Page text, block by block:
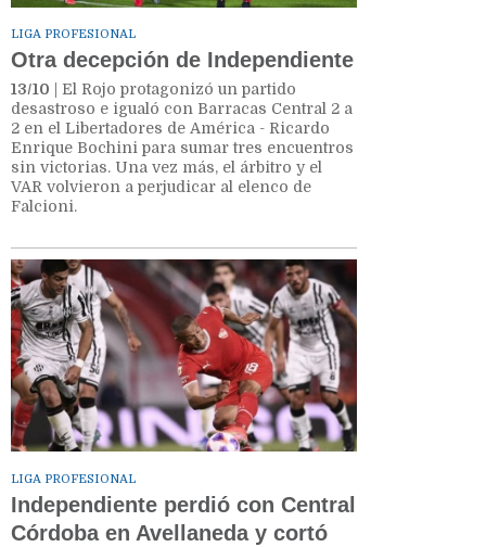
LIGA PROFESIONAL
Otra decepción de Independiente
13/10 | El Rojo protagonizó un partido
desastroso e igualó con Barracas Central 2 a
2 en el Libertadores de América - Ricardo
Enrique Bochini para sumar tres encuentros
sin victorias. Una vez más, el árbitro y el
VAR volvieron a perjudicar al elenco de
Falcioni.
LIGA PROFESIONAL
Independiente perdió con Central
Córdoba en Avellaneda y cortó